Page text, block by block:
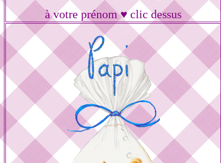
à votre prénom ♥ clic dessus